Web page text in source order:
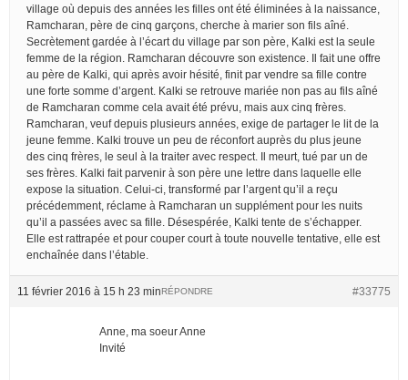
village où depuis des années les filles ont été éliminées à la naissance,
Ramcharan, père de cinq garçons, cherche à marier son fils aîné.
Secrètement gardée à l’écart du village par son père, Kalki est la seule
femme de la région. Ramcharan découvre son existence. Il fait une offre
au père de Kalki, qui après avoir hésité, finit par vendre sa fille contre
une forte somme d’argent. Kalki se retrouve mariée non pas au fils aîné
de Ramcharan comme cela avait été prévu, mais aux cinq frères.
Ramcharan, veuf depuis plusieurs années, exige de partager le lit de la
jeune femme. Kalki trouve un peu de réconfort auprès du plus jeune
des cinq frères, le seul à la traiter avec respect. Il meurt, tué par un de
ses frères. Kalki fait parvenir à son père une lettre dans laquelle elle
expose la situation. Celui-ci, transformé par l’argent qu’il a reçu
précédemment, réclame à Ramcharan un supplément pour les nuits
qu’il a passées avec sa fille. Désespérée, Kalki tente de s’échapper.
Elle est rattrapée et pour couper court à toute nouvelle tentative, elle est
enchaînée dans l’étable.
11 février 2016 à 15 h 23 min #33775
RÉPONDRE
Anne, ma soeur Anne
Invité